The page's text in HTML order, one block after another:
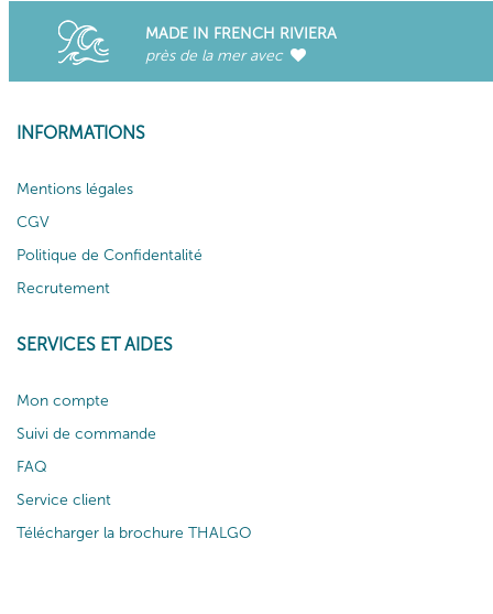
MADE IN FRENCH RIVIERA
près de la mer avec
INFORMATIONS
Mentions légales
CGV
Politique de Confidentalité
Recrutement
SERVICES ET AIDES
Mon compte
Suivi de commande
FAQ
Service client
Télécharger la brochure THALGO